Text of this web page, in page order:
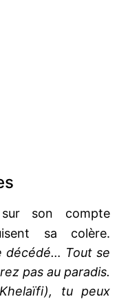
son compte
sa colère.
décédé… Tout se
pas au paradis.
tu peux